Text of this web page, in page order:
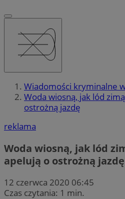
Wiadomości kryminalne
Woda wiosną, jak lód
ostrożną jazdę
reklama
Woda wiosną, jak lód
apelują o ostrożną jazdę
12 czerwca 2020 06:45
Czas czytania: 1 min.